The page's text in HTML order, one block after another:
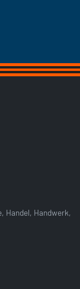
Handel, Handwerk,